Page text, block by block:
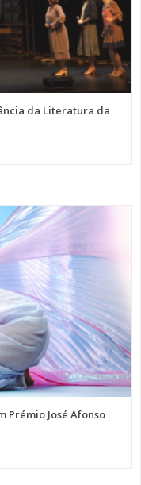
da Literatura da
Prémio José Afonso